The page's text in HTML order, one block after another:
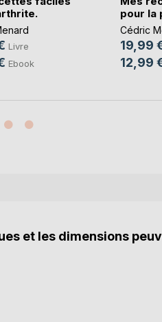
Livre
Ebook
pour la
Cédric
19,99
12,99
et les dimensions